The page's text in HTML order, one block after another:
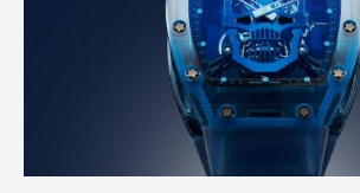
Лучший ифтар в Дубае: 7 лучших
незабываемого рамаданского
Кафе в районе Business Bay:
кофе и общения.
Рестораны Дубая, отмеченные